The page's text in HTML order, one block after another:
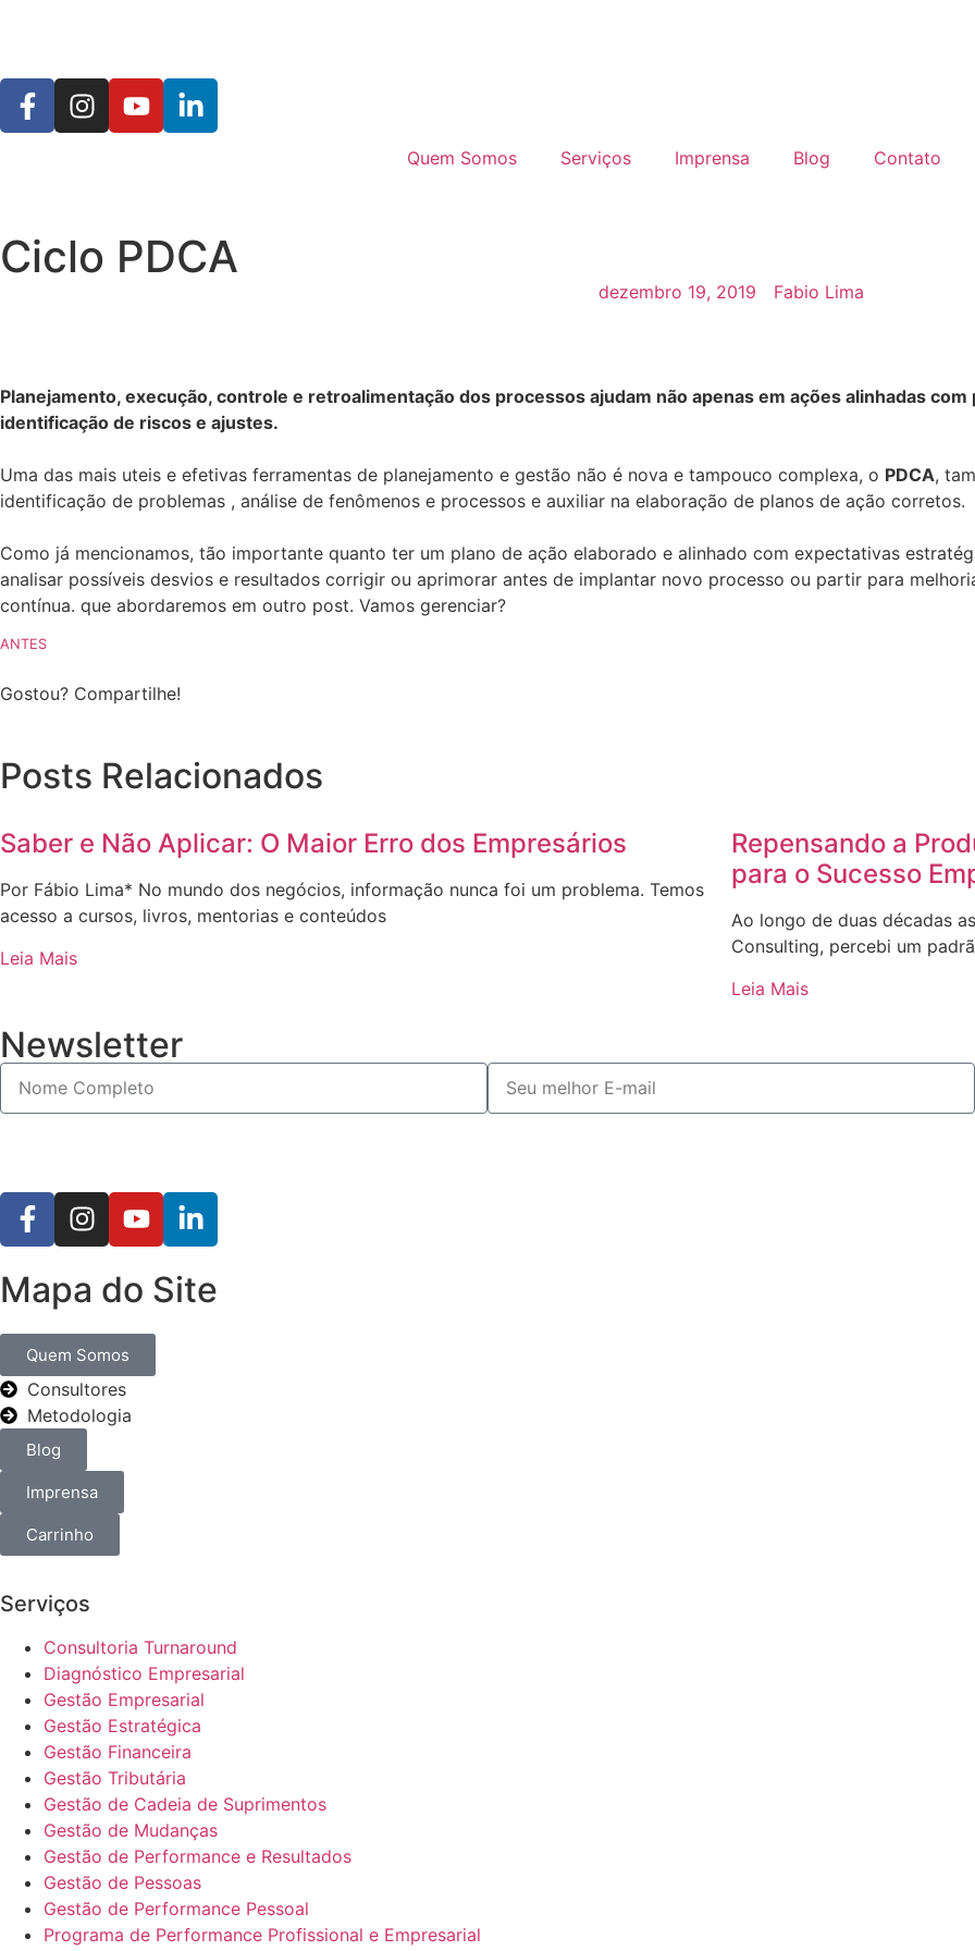
Quem Somos Serviços Imprensa Blog Contato
Ciclo PDCA
dezembro 19, 2019 Fabio Lima
Planejamento, execução, controle e retroalimentação dos processos ajudam não apenas em ações alinhadas
identificação de riscos e ajustes.
Uma das mais uteis e efetivas ferramentas de planejamento e gestão não é nova e tampouco complexa, o PDCA,
identificação de problemas , análise de fenômenos e processos e auxiliar na elaboração de planos de ação corretos.
Como já mencionamos, tão importante quanto ter um plano de ação elaborado e alinhado com expectativas
analisar possíveis desvios e resultados corrigir ou aprimorar antes de implantar novo processo ou partir para
contínua. que abordaremos em outro post. Vamos gerenciar?
ANTES
Gostou? Compartilhe!
Posts Relacionados
Saber e Não Aplicar: O Maior Erro dos Empresários
Por Fábio Lima* No mundo dos negócios, informação nunca foi um problema. Temos
acesso a cursos, livros, mentorias e conteúdos
Leia Mais
Repensando a
para o Sucesso
Ao longo de duas décadas
Consulting, percebi um
Leia Mais
Newsletter
Mapa do Site
Quem Somos
Consultores
Metodologia
Blog
Imprensa
Carrinho
Serviços
Consultoria Turnaround
Diagnóstico Empresarial
Gestão Empresarial
Gestão Estratégica
Gestão Financeira
Gestão Tributária
Gestão de Cadeia de Suprimentos
Gestão de Mudanças
Gestão de Performance e Resultados
Gestão de Pessoas
Gestão de Performance Pessoal
Programa de Performance Profissional e Empresarial